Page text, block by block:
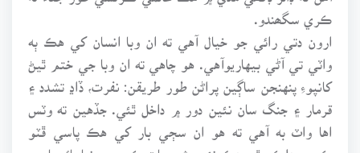
ڪري سگھندو.
ارون دتي رائي جو خيال آهي ته ان وبا انسان کي هڪ ٻه
واٽي تي آڻي بيهاريوآهي. هو چاهي ته ان وبا جي ختم ٿيڻ
کانپوءِ پنهنجن ساڳين پراڻن طور طريقن: نفرت، ڏاڍ تشدد ۽
قرمار ۽ جنگ سان نئين دور ۾ داخل ٿئي. جڏهين ته وٽس
اها واٽ به آهي ته هو ان سڄي بار کي هڪ پاسي ڦٽو
ڪري، هلڪو ٿي هڪ نئين شروعات ڪري ۽ دنيا ڀائيچاري،